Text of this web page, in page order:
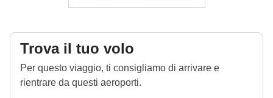
Trova il tuo volo
Per questo viaggio, ti consigliamo di arrivare e
rientrare da questi aeroporti.